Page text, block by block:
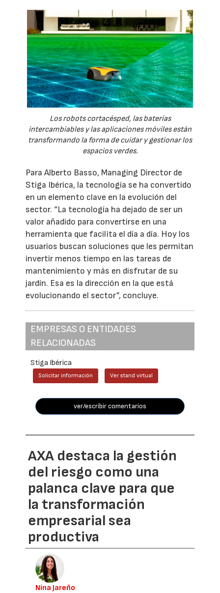
Los robots cortacésped, las baterías
intercambiables y las aplicaciones móviles están
transformando la forma de cuidar y gestionar los
espacios verdes.
Para Alberto Basso, Managing Director de
Stiga Ibérica, la tecnología se ha convertido
en un elemento clave en la evolución del
sector. “La tecnología ha dejado de ser un
valor añadido para convertirse en una
herramienta que facilita el día a día. Hoy los
usuarios buscan soluciones que les permitan
invertir menos tiempo en las tareas de
mantenimiento y más en disfrutar de su
jardín. Esa es la dirección en la que está
evolucionando el sector”, concluye.
EMPRESAS O ENTIDADES
RELACIONADAS
Stiga Ibérica
Solicitar información Ver stand virtual
ver/escribir comentarios
AXA destaca la gestión
del riesgo como una
palanca clave para que
la transformación
empresarial sea
productiva
Nina Jareño